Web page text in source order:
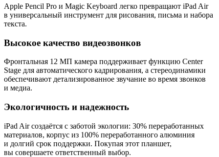
Apple Pencil Pro и Magic Keyboard легко превращают iPad Air
в универсальный инструмент для рисования, письма и набора
текста.
Высокое качество видеозвонков
Фронтальная 12 МП камера поддерживает функцию Center
Stage для автоматического кадрирования, а стереодинамики
обеспечивают детализированное звучание во время звонков
и медиа.
Экологичность и надежность
iPad Air создаётся с заботой экологии: 30% переработанных
материалов, корпус из 100% переработанного алюминия
и долгий срок поддержки. Покупая этот планшет,
вы совершаете ответственный выбор.